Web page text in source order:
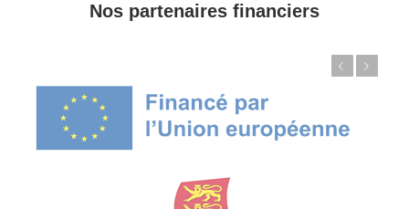
Nos partenaires financiers